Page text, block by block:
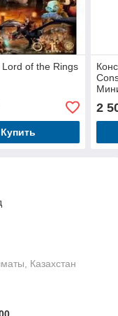
of the Rings
Купить
2
Казахстан